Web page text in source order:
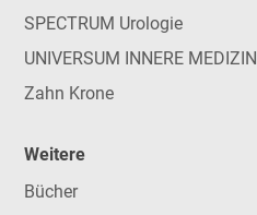
SPECTRUM Urologie
UNIVERSUM INNERE MEDIZIN
Zahn Krone
Weitere
Bücher